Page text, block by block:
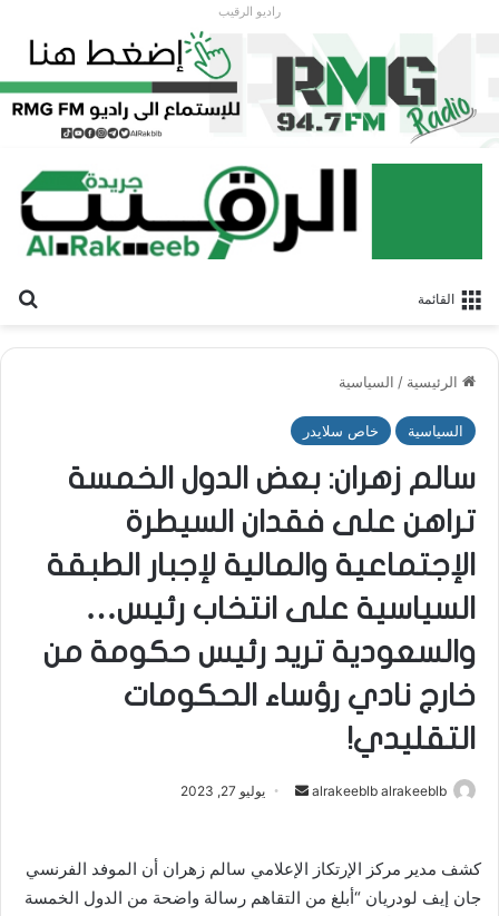
راديو الرقيب
القائمة
الرئيسية / السياسية
السياسية خاص سلايدر
سالم زهران: بعض الدول الخمسة
تراهن على فقدان السيطرة
الإجتماعية والمالية لإجبار الطبقة
السياسية على انتخاب رئيس…
والسعودية تريد رئيس حكومة من
خارج نادي رؤساء الحكومات
التقليدي!
alrakeeblb alrakeeblb
أرسل يوليو 27, 2023
كشف مدير مركز الإرتكاز الإعلامي سالم زهران أن الموفد الفرنسي
جان إيف لودريان “أبلغ من التقاهم رسالة واضحة من الدول الخمسة